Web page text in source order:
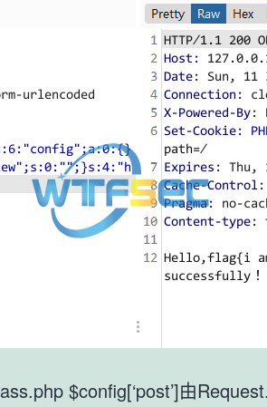
$config[‘post’]由